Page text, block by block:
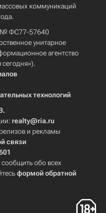
коммуникаций
№ ФС77-57640
унитарное
агентство
технологий
realty@ria.ru
и рекламы
связи
обо всех
формой обратной